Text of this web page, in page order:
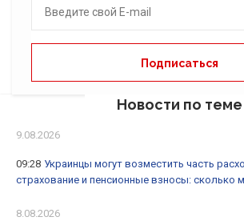
Новости по теме
9.08.2026
09:28 Украинцы могут возместить часть
страхование и пенсионные взносы: сколько
8.08.2026